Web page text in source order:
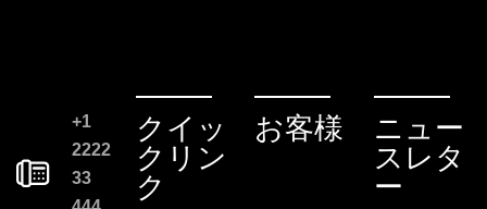
+1
2222
33
クイッ
クリン
ク
お客様
ニュー
スレタ
ー